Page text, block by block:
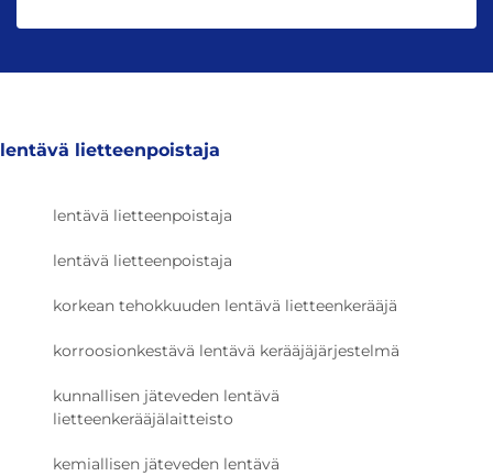
lentävä lietteenpoistaja
lentävä lietteenpoistaja
lentävä lietteenpoistaja
korkean tehokkuuden lentävä lietteenkerääjä
korroosionkestävä lentävä kerääjäjärjestelmä
kunnallisen jäteveden lentävä
lietteenkerääjälaitteisto
kemiallisen jäteveden lentävä